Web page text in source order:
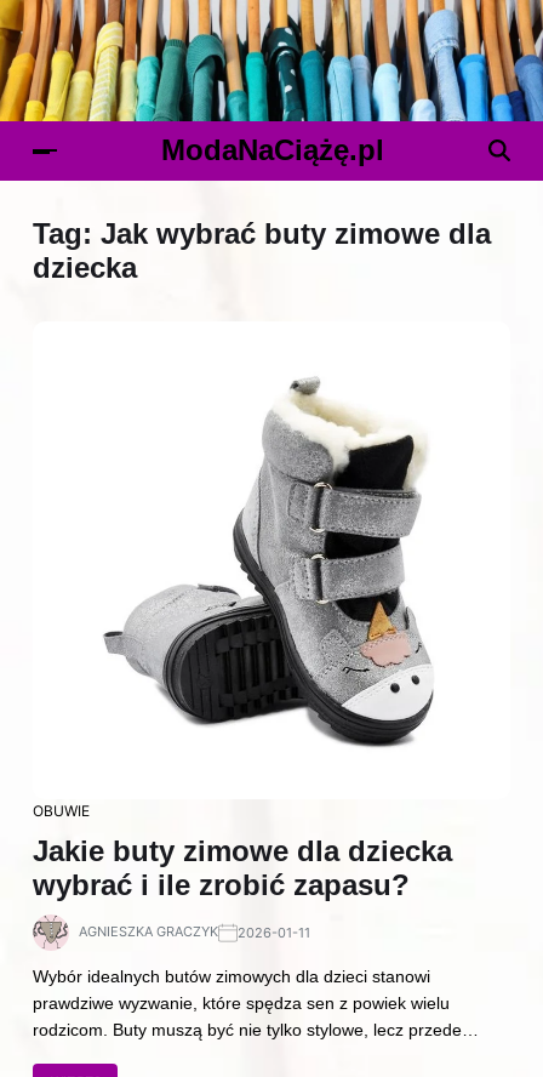
ModaNaCiążę.pl
Tag: Jak wybrać buty zimowe dla
dziecka
OBUWIE
Jakie buty zimowe dla dziecka
wybrać i ile zrobić zapasu?
AGNIESZKA GRACZYK 2026-01-11
Wybór idealnych butów zimowych dla dzieci stanowi
prawdziwe wyzwanie, które spędza sen z powiek wielu
rodzicom. Buty muszą być nie tylko stylowe, lecz przede…